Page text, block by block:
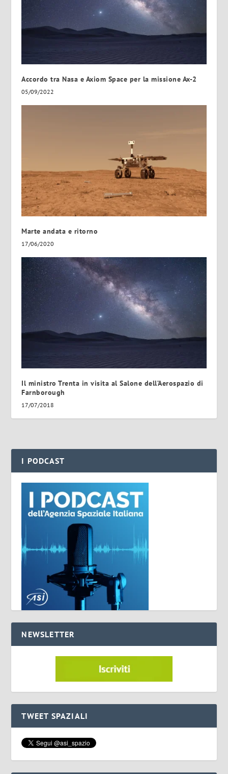
Accordo tra Nasa e Axiom Space per la missione Ax-2
05/09/2022
Marte andata e ritorno
17/06/2020
Il ministro Trenta in visita al Salone dell’Aerospazio di
Farnborough
17/07/2018
I PODCAST
NEWSLETTER
TWEET SPAZIALI